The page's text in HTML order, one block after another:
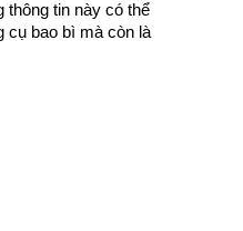
thông tin này có thể
cụ bao bì mà còn là